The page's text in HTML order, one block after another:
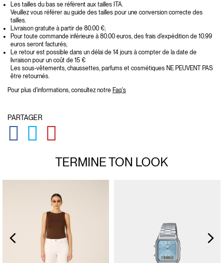
Les tailles du bas se réfèrent aux tailles ITA.
Veuillez vous référer au guide des tailles pour une conversion correcte des
tailles.
Livraison gratuite à partir de 80.00 €;
Pour toute commande inférieure à 80.00 euros, des frais d'expédition de 10.99
euros seront facturés;
Le retour est possible dans un délai de 14 jours à compter de la date de
livraison pour un coût de 15 €
Les sous-vêtements, chaussettes, parfums et cosmétiques NE PEUVENT PAS
être retournés.
Pour plus d'informations, consultez notre Faq's
PARTAGER
GLOBAL.SOCIALSHARE.FACEBOOK
GLOBAL.SOCIALSHARE.TWITTER
TERMINE TON LOOK